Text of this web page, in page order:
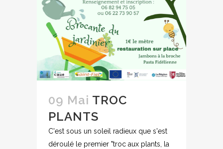
09 Mai TROC
PLANTS
C'est sous un soleil radieux que s'est
déroulé le premier "troc aux plants, la